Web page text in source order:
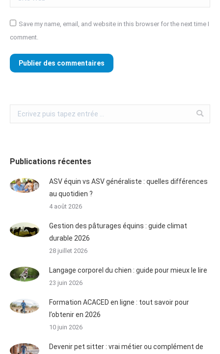
Save my name, email, and website in this browser for the next time I
comment.
Publier des commentaires
Publications récentes
ASV équin vs ASV généraliste : quelles différences
au quotidien ?
4 août 2026
Gestion des pâturages équins : guide climat
durable 2026
28 juillet 2026
Langage corporel du chien : guide pour mieux le lire
23 juin 2026
Formation ACACED en ligne : tout savoir pour
l’obtenir en 2026
10 juin 2026
Devenir pet sitter : vrai métier ou complément de